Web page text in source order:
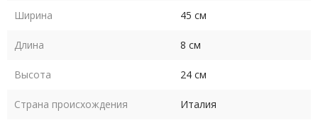
Ширина 45 см
Длина 8 см
Высота 24 см
Страна происхождения Италия